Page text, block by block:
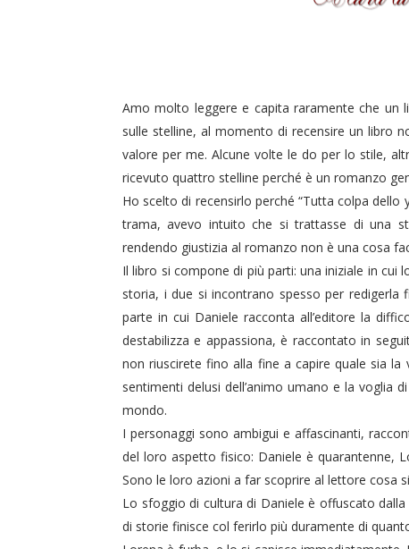
Amo molto leggere e capita raramente che un
sulle stelline, al momento di recensire un libro
valore per me. Alcune volte le do per lo stile,
ricevuto quattro stelline perché è un romanzo
Ho scelto di recensirlo perché “Tutta colpa
trama, avevo intuito che si trattasse di una
rendendo giustizia al romanzo non è una cosa
Il libro si compone di più parti: una iniziale in cui
storia, i due si incontrano spesso per
parte in cui Daniele racconta all’editore la
destabilizza e appassiona, è raccontato in
non riuscirete fino alla fine a capire quale sia la
sentimenti delusi dell’animo umano e la voglia
mondo.
I personaggi sono ambigui e affascinanti,
del loro aspetto fisico: Daniele è quarantenne,
Sono le loro azioni a far scoprire al lettore cosa
Lo sfoggio di cultura di Daniele è offuscato
di storie finisce col ferirlo più duramente di